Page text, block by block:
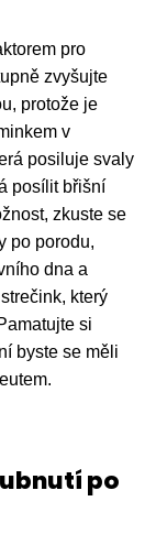
pro
zvyšujte
protože je
v
posiluje svaly
posílit břišní
zkuste se
po porodu,
dna a
který
si
byste se měli
po